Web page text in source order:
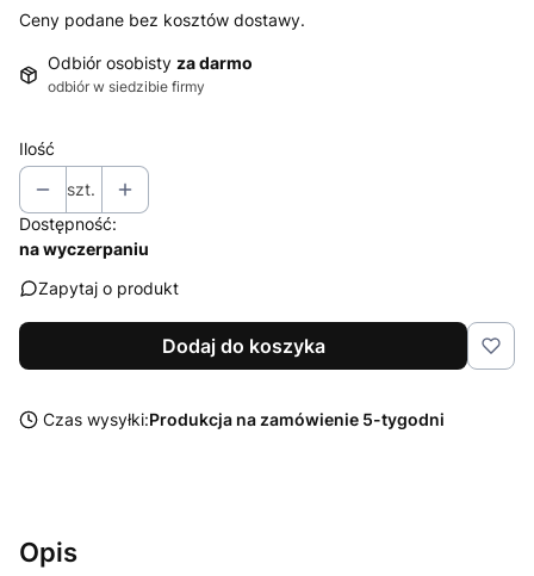
Ceny podane bez kosztów dostawy.
Odbiór osobisty za darmo
odbiór w siedzibie firmy
Ilość
szt.
Dostępność:
na wyczerpaniu
Zapytaj o produkt
Dodaj do koszyka
Czas wysyłki:Produkcja na zamówienie 5-tygodni
Opis